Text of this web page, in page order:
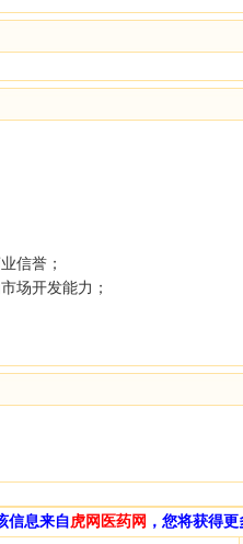
信誉；
场开发能力；
信息来自虎网医药网 ，您将获得